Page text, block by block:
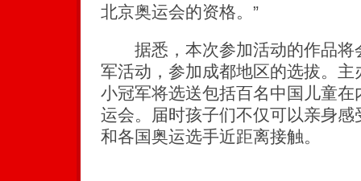
北京奥运会的资格。”
据悉，本次参加活动的作品将
军活动，参加成都地区的选拔。
小冠军将选送包括百名中国儿童
运会。届时孩子们不仅可以亲身
和各国奥运选手近距离接触。